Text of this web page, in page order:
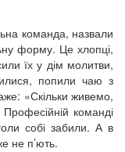
команда, назвали
форму. Це хлопці,
їх у дім молитви,
попили чаю з
«Скільки живемо,
команді
собі забили. А в
не п’ють.